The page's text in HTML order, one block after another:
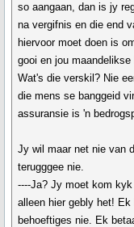
so aangaan, dan is jy
na vergifnis en die end
hiervoor moet doen is
gooi en jou
Wat's die verskil? Nie
die mens se banggeid
assuransie is 'n
Jy wil maar net nie van
terugggee nie.
----Ja? Jy moet kom
alleen hier gebly het!
behoeftiges nie. Ek